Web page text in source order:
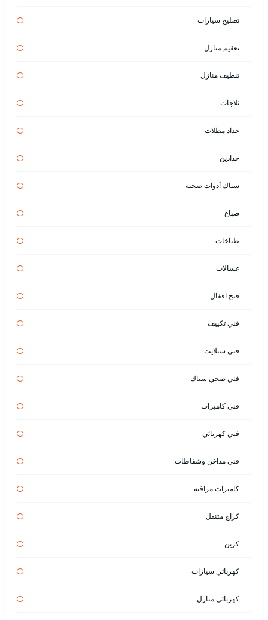
تصليح سيارات
تعقيم منازل
تنظيف منازل
ثلاجات
حداد مظلات
حدادين
سباك أدوات صحية
صباغ
طباخات
غسالات
فتح اقفال
فني تكييف
فني ستلايت
فني صحي سباك
فني كاميرات
فني كهربائي
فني مداخن وشفاطات
كاميرات مراقبة
كراج متنقل
كرين
كهربائي سيارات
كهربائي منازل